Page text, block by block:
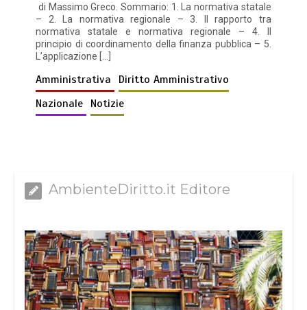
di Massimo Greco. Sommario: 1. La normativa statale
– 2. La normativa regionale – 3. Il rapporto tra
normativa statale e normativa regionale – 4. Il
principio di coordinamento della finanza pubblica – 5.
L’applicazione […]
Amministrativa
Diritto Amministrativo
Nazionale Notizie
AmbienteDiritto.it Editore